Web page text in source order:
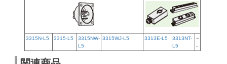
3315N-L5 3315-L5
3315NW-
L5
3315WJ-L5 3313E-L5
3313NT-
L5
--
-